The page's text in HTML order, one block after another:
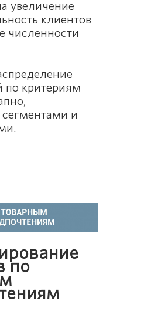
увеличение
клиентов
численности
по критериям
и
по